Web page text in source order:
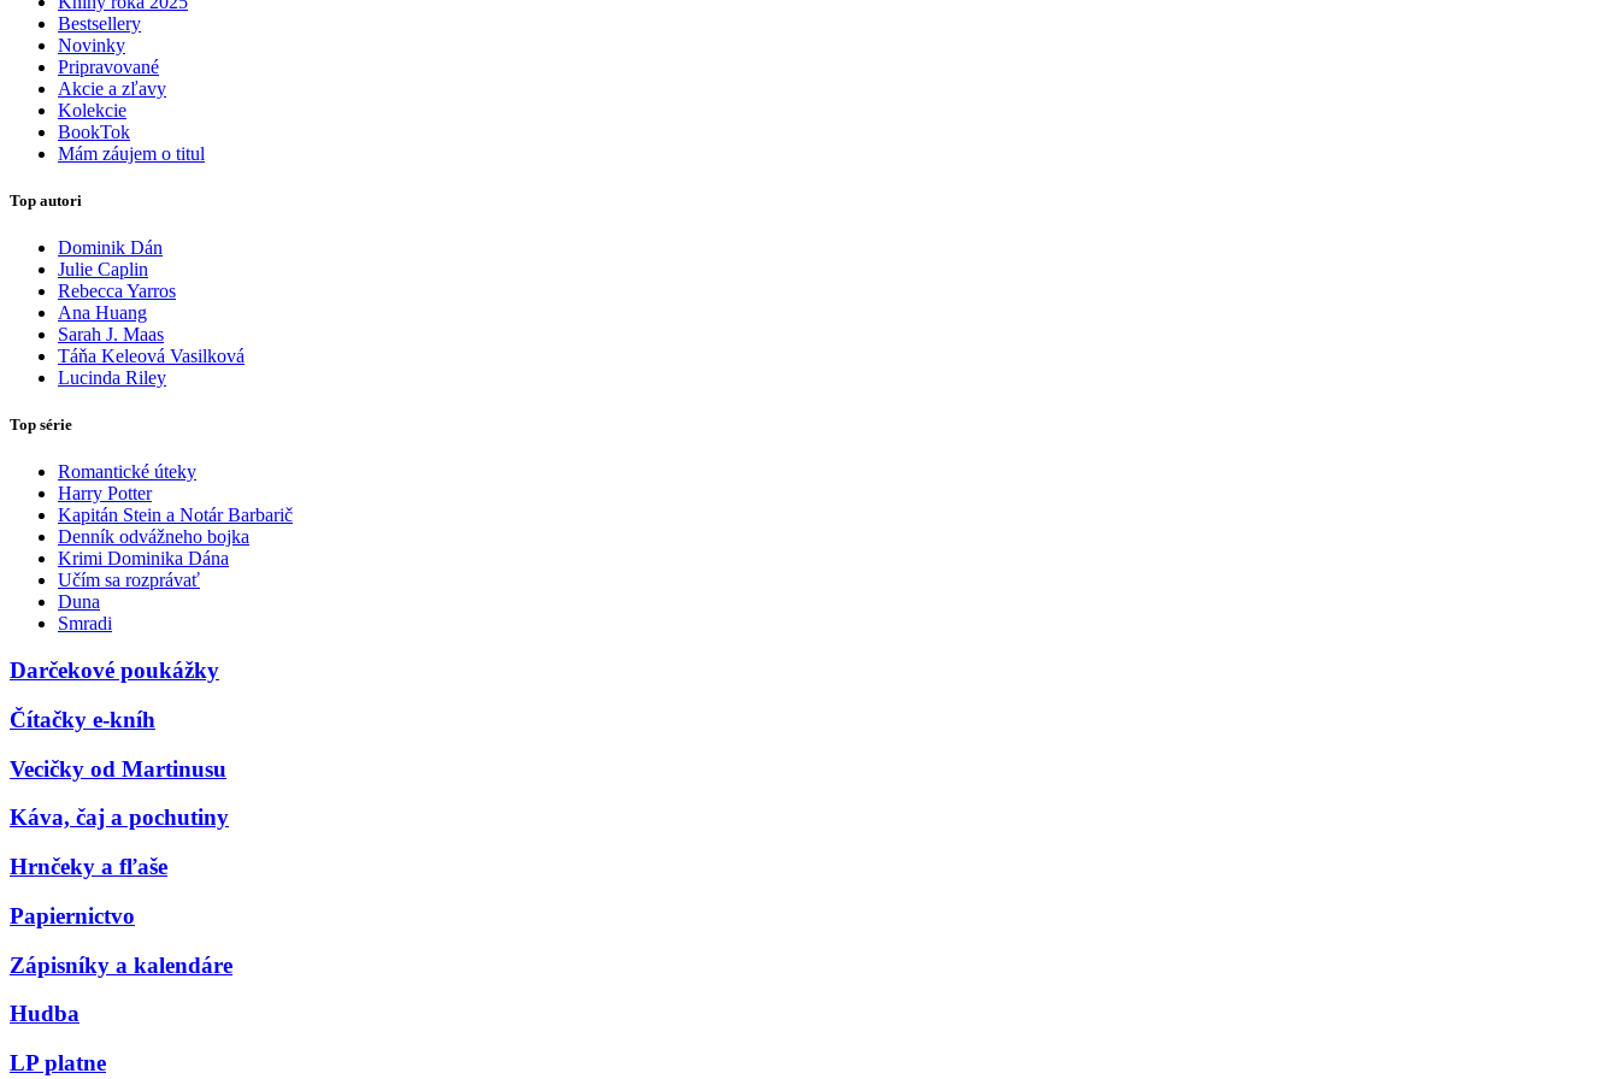
Bestsellery
Novinky
Pripravované
Akcie a zľavy
Kolekcie
BookTok
Mám záujem o titul
Top autori
Dominik Dán
Julie Caplin
Rebecca Yarros
Ana Huang
Sarah J. Maas
Táňa Keleová Vasilková
Lucinda Riley
Top série
Romantické úteky
Harry Potter
Kapitán Stein a Notár Barbarič
Denník odvážneho bojka
Krimi Dominika Dána
Učím sa rozprávať
Duna
Smradi
Darčekové poukážky
Čítačky e-kníh
Vecičky od Martinusu
Káva, čaj a pochutiny
Hrnčeky a fľaše
Papiernictvo
Zápisníky a kalendáre
Hudba
LP platne